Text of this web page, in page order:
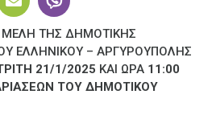
ΤΗΣ ΔΗΜΟΤΙΚΗΣ
ΕΛΛΗΝΙΚΟΥ – ΑΡΓΥΡΟΥΠΟΛΗΣ
21/1/2025 ΚΑΙ ΩΡΑ 11:00
ΤΟΥ ΔΗΜΟΤΙΚΟΥ